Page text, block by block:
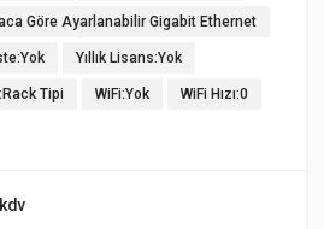
Göre Ayarlanabilir Gigabit Ethernet
Yıllık Lisans:Yok
Tipi WiFi:Yok WiFi Hızı:0